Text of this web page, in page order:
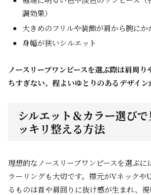
調効果）
大きめのフリルや装飾が肩から腕にか
身幅が狭いシルエット
ノースリーブワンピースを選ぶ際は肩周
ちすぎない、程よいゆとりのあるデザイン
シルエット＆カラー選び
ッキリ整える方法
理想的なノースリーブワンピースを選ぶに
ラーリングも大切です。襟元がVネックや
るものは首や肩回りに抜け感が生まれ、